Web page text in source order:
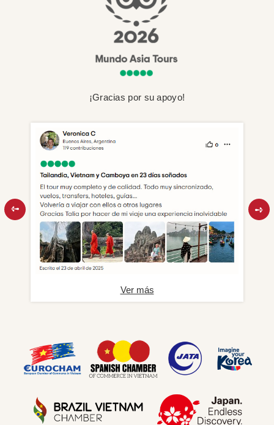
¡Gracias por su apoyo!
Ver más